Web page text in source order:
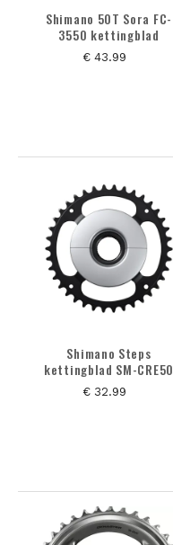
Shimano 50T Sora FC-
3550 kettingblad
€ 43.99
Shimano Steps
kettingblad SM-CRE50
€ 32.99